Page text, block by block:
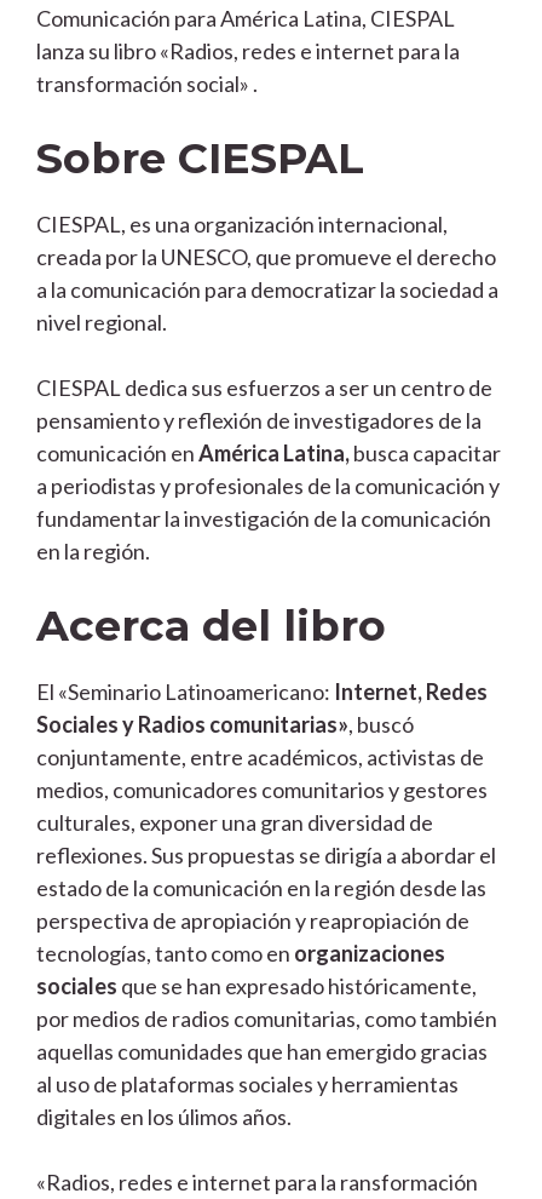
Comunicación para América Latina, CIESPAL
lanza su libro «Radios, redes e internet para la
transformación social» .
Sobre CIESPAL
CIESPAL, es una organización internacional,
creada por la UNESCO,​ que promueve el derecho
a la comunicación para democratizar la sociedad a
nivel regional.
CIESPAL dedica sus esfuerzos a ser un centro de
pensamiento y reflexión de investigadores de la
comunicación enAmérica Latina,busca capacitar
a periodistas y profesionales de la comunicación y
fundamentar la investigación de la comunicación
en la región.
Acerca del libro
El «Seminario Latinoamericano: Internet, Redes
Sociales y Radios comunitarias», buscó
conjuntamente, entre académicos, activistas de
medios, comunicadores comunitarios y gestores
culturales, exponer una gran diversidad de
reflexiones. Sus propuestas se dirigía a abordar el
estado de la comunicación en la región desde las
perspectiva de apropiación y reapropiación de
tecnologías, tanto como en organizaciones
sociales que se han expresado históricamente,
por medios de radios comunitarias, como también
aquellas comunidades que han emergido gracias
al uso de plataformas sociales y herramientas
digitales en los úlimos años.
«Radios, redes e internet para la ransformación